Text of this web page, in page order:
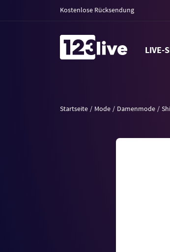
Kostenlose Rücksendung
Startseite Mode Damenmode